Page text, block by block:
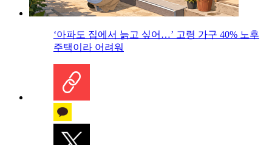
‘아파도 집에서 늙고 싶어…’ 고령 가구 40% 노후
주택이라 어려워